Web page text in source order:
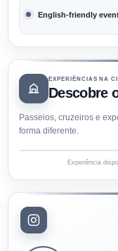
English-friendly
EXPERIÊNCIAS NA
Descobre
Passeios, cruzeiros e
forma diferente.
Experiência